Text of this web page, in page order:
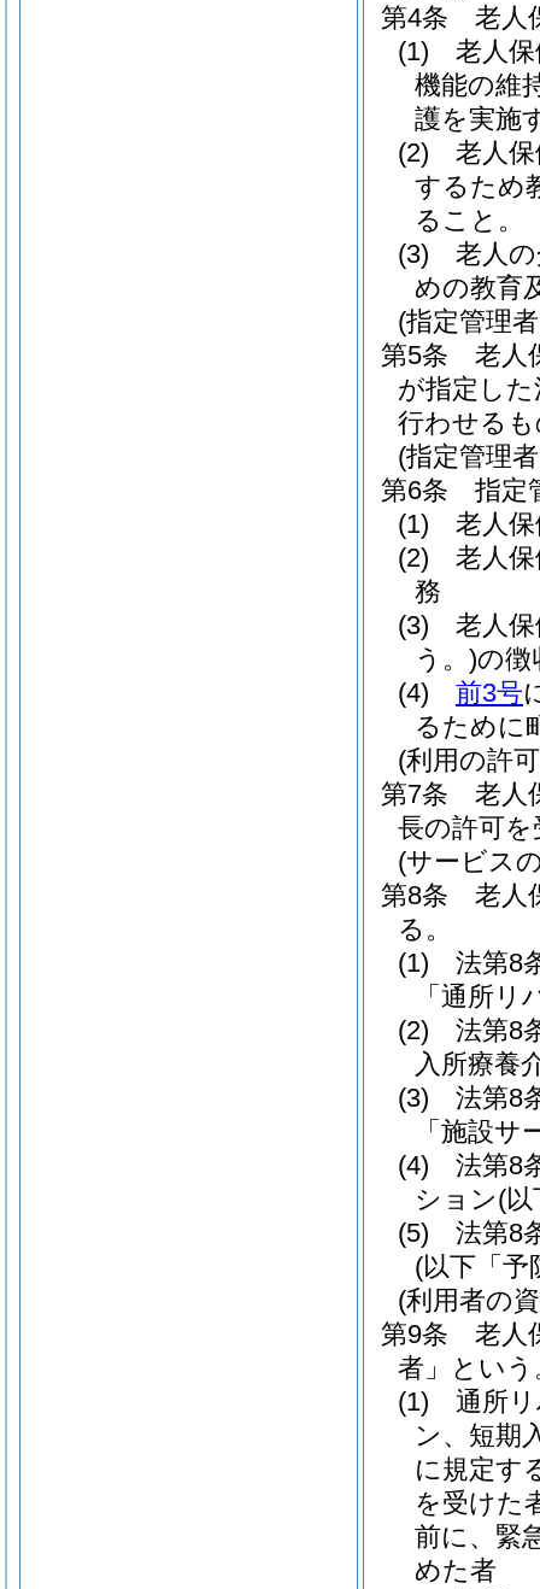
第4条
老人
(1)
老人
機能の維
護を実施
(2)
老人
するため
ること。
(3)
老人
めの教育
(指定管理
第5条
老人
が指定し
行わせる
(指定管理
第6条
指定
(1)
老人
(2)
老人
務
(3)
老人
う。)の徴
(4)
前3号
るために
(利用の許
第7条
老人
長の許可
(サービス
第8条
老人
る。
(1)
法第8
「通所
(2)
法第8
入所療養
(3)
法第8
「施設
(4)
法第8
ション(
(5)
法第8
(以下「予
(利用者の
第9条
老人
者」という
(1)
通所
ン、短期
に規定す
を受けた
前に、緊
めた者